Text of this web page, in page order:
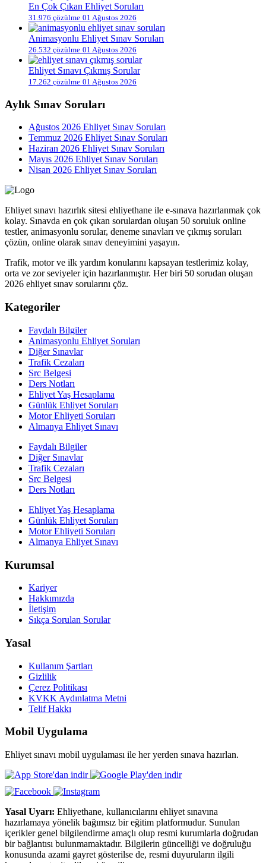
En Çok Çıkan Ehliyet Soruları
31.976 çözülme 01 Ağustos 2026
Animasyonlu Ehliyet Sınav Soruları
26.532 çözülme 01 Ağustos 2026
Ehliyet Sınavı Çıkmış Sorular
17.262 çözülme 01 Ağustos 2026
Aylık Sınav Soruları
Ağustos 2026 Ehliyet Sınav Soruları
Temmuz 2026 Ehliyet Sınav Soruları
Haziran 2026 Ehliyet Sınav Soruları
Mayıs 2026 Ehliyet Sınav Soruları
Nisan 2026 Ehliyet Sınav Soruları
Ehliyet sınavı hazırlık sitesi ehliyethane ile e-sınava hazırlanmak çok
kolay. Sınavda en çok çıkan sorulardan oluşan 50 soruluk online
testler, animasyonlu sorular, deneme sınavları ve çıkmış soruları
çözün, online olarak sınav deneyimini yaşayın.
Trafik, motor ve ilk yardım konularını kapsayan testlerimiz kolay,
orta ve zor seviyeler için hazırlanmıştır. Her biri 50 sorudan oluşan
2026 ehliyet sınav sorularını çöz.
Kategoriler
Faydalı Bilgiler
Animasyonlu Ehliyet Soruları
Diğer Sınavlar
Trafik Cezaları
Src Belgesi
Ders Notları
Ehliyet Yaş Hesaplama
Günlük Ehliyet Soruları
Motor Ehliyeti Soruları
Almanya Ehliyet Sınavı
Faydalı Bilgiler
Diğer Sınavlar
Trafik Cezaları
Src Belgesi
Ders Notları
Ehliyet Yaş Hesaplama
Günlük Ehliyet Soruları
Motor Ehliyeti Soruları
Almanya Ehliyet Sınavı
Kurumsal
Kariyer
Hakkımızda
İletişim
Sıkça Sorulan Sorular
Yasal
Kullanım Şartları
Gizlilik
Çerez Politikası
KVKK Aydınlatma Metni
Telif Hakkı
Mobil Uygulama
Ehliyet sınavı mobil uygulaması ile her yerden sınava hazırlan.
Yasal Uyarı: Ehliyethane, kullanıcılarını ehliyet sınavına
hazırlamaya yönelik bağımsız bir eğitim platformudur. Sunulan
içerikler genel bilgilendirme amaçlı olup resmi kurumlarla doğrudan
bir bağlantısı bulunmamaktadır. Bilgilerin güncelliği ve doğruluğu
konusunda azami gayret gösterilse de, resmi duyuruların ilgili